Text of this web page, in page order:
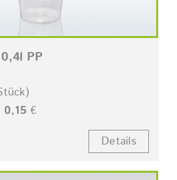
PP
0,15 €
Details